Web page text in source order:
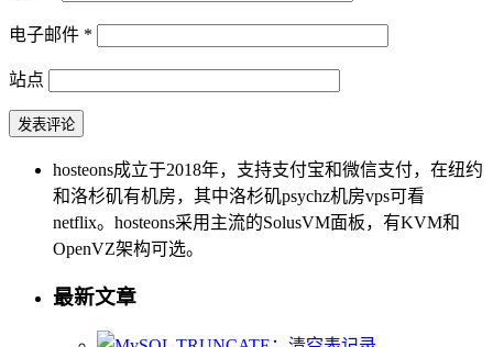
电子邮件 *
站点
hosteons成立于2018年，支持支付宝和微信支付，在纽约
和洛杉矶有机房，其中洛杉矶psychz机房vps可看
netflix。hosteons采用主流的SolusVM面板，有KVM和
OpenVZ架构可选。
最新文章